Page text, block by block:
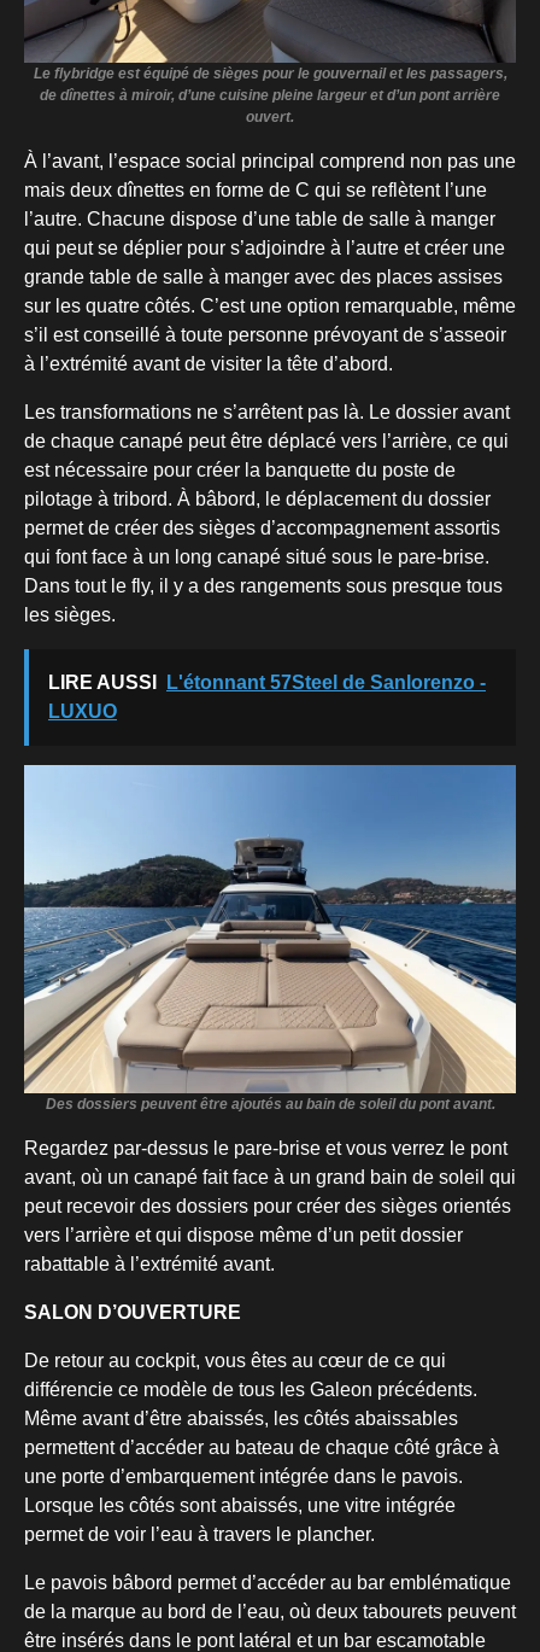
Le flybridge est équipé de sièges pour le gouvernail et les passagers,
de dînettes à miroir, d’une cuisine pleine largeur et d’un pont arrière
ouvert.
À l’avant, l’espace social principal comprend non pas une
mais deux dînettes en forme de C qui se reflètent l’une
l’autre. Chacune dispose d’une table de salle à manger
qui peut se déplier pour s’adjoindre à l’autre et créer une
grande table de salle à manger avec des places assises
sur les quatre côtés. C’est une option remarquable, même
s’il est conseillé à toute personne prévoyant de s’asseoir
à l’extrémité avant de visiter la tête d’abord.
Les transformations ne s’arrêtent pas là. Le dossier avant
de chaque canapé peut être déplacé vers l’arrière, ce qui
est nécessaire pour créer la banquette du poste de
pilotage à tribord. À bâbord, le déplacement du dossier
permet de créer des sièges d’accompagnement assortis
qui font face à un long canapé situé sous le pare-brise.
Dans tout le fly, il y a des rangements sous presque tous
les sièges.
LIRE AUSSI
L'étonnant 57Steel de Sanlorenzo -
LUXUO
Des dossiers peuvent être ajoutés au bain de soleil du pont avant.
Regardez par-dessus le pare-brise et vous verrez le pont
avant, où un canapé fait face à un grand bain de soleil qui
peut recevoir des dossiers pour créer des sièges orientés
vers l’arrière et qui dispose même d’un petit dossier
rabattable à l’extrémité avant.
SALON D’OUVERTURE
De retour au cockpit, vous êtes au cœur de ce qui
différencie ce modèle de tous les Galeon précédents.
Même avant d’être abaissés, les côtés abaissables
permettent d’accéder au bateau de chaque côté grâce à
une porte d’embarquement intégrée dans le pavois.
Lorsque les côtés sont abaissés, une vitre intégrée
permet de voir l’eau à travers le plancher.
Le pavois bâbord permet d’accéder au bar emblématique
de la marque au bord de l’eau, où deux tabourets peuvent
être insérés dans le pont latéral et un bar escamotable